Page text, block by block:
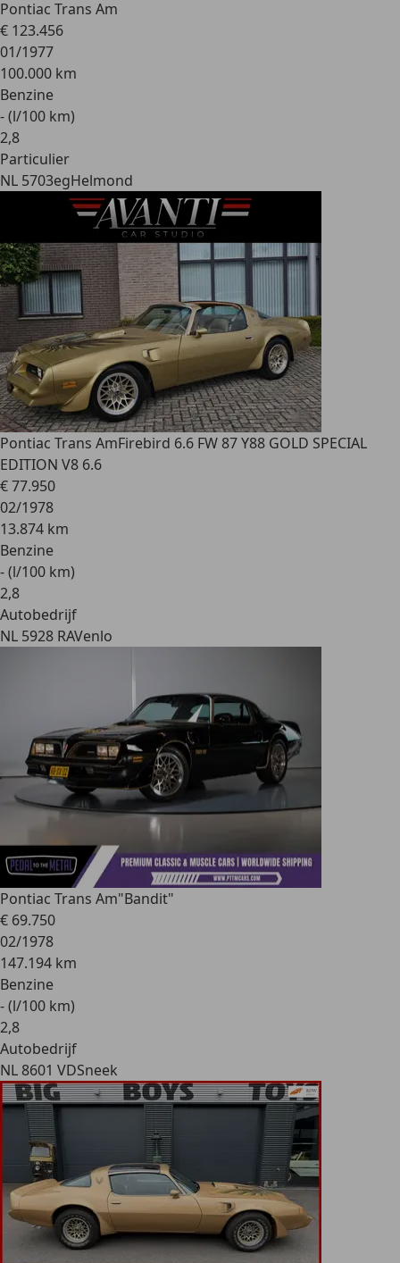
Pontiac Trans Am
€ 123.456
01/1977
100.000 km
Benzine
- (l/100 km)
2,8
Particulier
NL 5703egHelmond
Pontiac Trans AmFirebird 6.6 FW 87 Y88 GOLD SPECIAL
EDITION V8 6.6
€ 77.950
02/1978
13.874 km
Benzine
- (l/100 km)
2,8
Autobedrijf
NL 5928 RAVenlo
Pontiac Trans Am"Bandit"
€ 69.750
02/1978
147.194 km
Benzine
- (l/100 km)
2,8
Autobedrijf
NL 8601 VDSneek